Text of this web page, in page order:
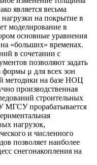
является весьма
нагрузки на покрытие в
моделирование в
основные уравнения
«больших» временах.
в сочетании с
позволяют задать
формы μ для всех зон
методики на базе НОЦ
производственная
строительных
прорабатывается
нагрузок,
и численного
позволяет наиболее
снегонакопления на